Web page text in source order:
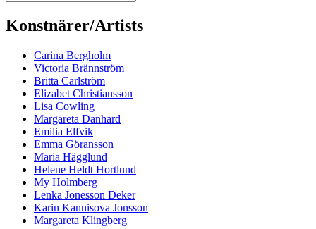
Konstnärer/Artists
Carina Bergholm
Victoria Brännström
Britta Carlström
Elizabet Christiansson
Lisa Cowling
Margareta Danhard
Emilia Elfvik
Emma Göransson
Maria Hägglund
Helene Heldt Hortlund
My Holmberg
Lenka Jonesson Deker
Karin Kannisova Jonsson
Margareta Klingberg